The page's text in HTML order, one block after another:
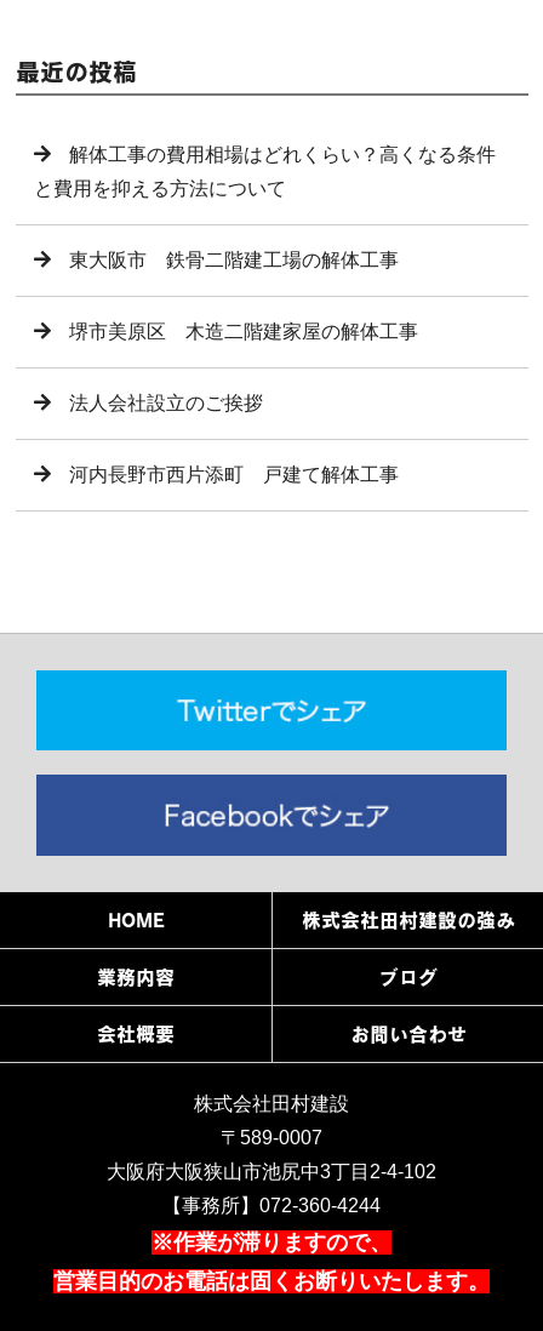
最近の投稿
解体工事の費用相場はどれくらい？高くなる条件
と費用を抑える方法について
東大阪市 鉄骨二階建工場の解体工事
堺市美原区 木造二階建家屋の解体工事
法人会社設立のご挨拶
河内長野市西片添町 戸建て解体工事
HOME 株式会社田村建設の強み
業務内容 ブログ
会社概要 お問い合わせ
株式会社田村建設
〒589-0007
大阪府大阪狭山市池尻中3丁目2-4-102
【事務所】072-360-4244
※作業が滞りますので、
営業目的のお電話は固くお断りいたします。